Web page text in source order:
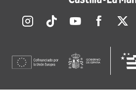
Redes sociales JCCM